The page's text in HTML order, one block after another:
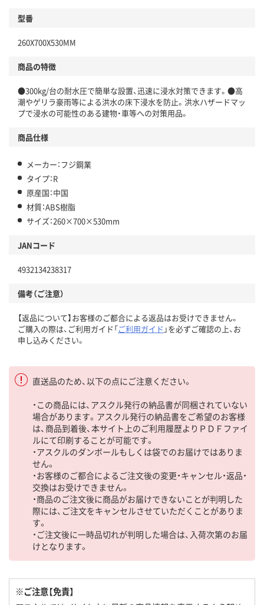
型番
260X700X530MM
商品の特徴
●300kg/台の耐水圧で簡単な設置、迅速に浸水対策できます。●高
潮やゲリラ豪雨等による洪水の床下浸水を防止。洪水ハザードマッ
プで浸水の可能性のある建物・車等への対策用品。
商品仕様
メーカー：フジ鋼業
タイプ：R
原産国：中国
材質：ABS樹脂
サイズ：260×700×530mm
JANコード
4932134238317
備考（ご注意）
【返品について】お客様のご都合による返品はお受けできません。
ご購入の際は、ご利用ガイド「ご利用ガイド 」を必ずご確認の上、お
申し込みください。
直送品のため、以下の点にご注意ください。
・この商品には、アスクル発行の納品書が同梱されていない
場合があります。アスクル発行の納品書をご希望のお客様
は、商品到着後、本サイト上のご利用履歴よりＰＤＦファイ
ルにて印刷することが可能です。
・アスクルのダンボールもしくは袋でのお届けではありま
せん。
・お客様のご都合によるご注文後の変更・キャンセル・返品・
交換はお受けできません。
・商品のご注文後に商品がお届けできないことが判明した
際には、ご注文をキャンセルさせていただくことがありま
す。
・ご注文後に一時品切れが判明した場合は、入荷次第のお届
けとなります。
※ご注意【免責】